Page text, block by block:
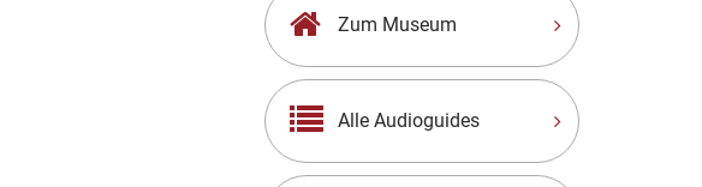
Zum Museum
Alle Audioguides